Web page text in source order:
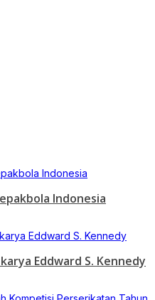
Indonesia
Eddward S. Kennedy